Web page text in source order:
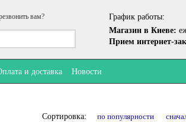
вам?
График работы:
Магазин в Киеве:
Прием интернет-
и доставка Новости
Сортировка: по популярности